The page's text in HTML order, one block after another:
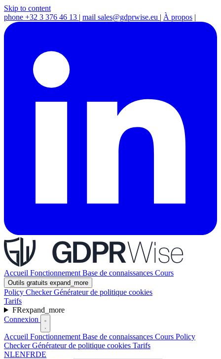
Skip to content
phone +32 3 376 46 13 | mail sales@gdprwise.eu | À propos |
Accueil Fonctionnement Base de connaissances Cours
Outils gratuits expand_more
Policy CheckerGénérateur de politique cookies
Tarifs
FRexpand_more
Connexion
Accueil Fonctionnement Base de connaissances Cours Policy
CheckerGénérateur de politique cookies Tarifs
NLENFRDE